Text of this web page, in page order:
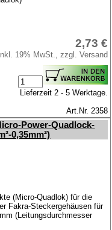
2,73 €
19% MwSt., zzgl. Versand
Lieferzeit 2 - 5 Werktage.
Art.Nr. 2358
Power-Quadlock-
0,35mm²)
(Micro-Quadlok) für die
Fakra-Steckergehäusen für
(Leitungsdurchmesser